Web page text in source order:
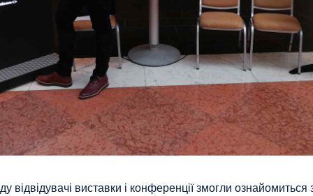
відвідувачі виставки і конференції змогли